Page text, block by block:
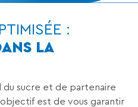
:
LA
du sucre et de partenaire
est de vous garantir